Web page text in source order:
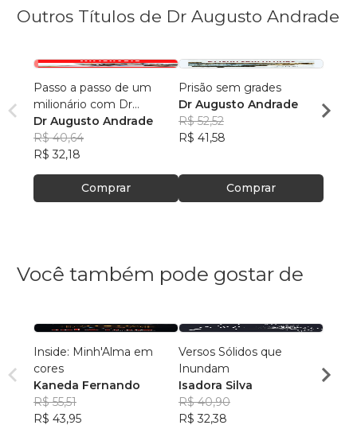
Outros Títulos de Dr Augusto Andrade
Passo a passo de um
milionário com Dr
Augusto Andrade
Dr Augusto Andrade
R$ 40,64
R$ 32,18
Comprar
Prisão sem grades
Dr Augusto Andrade
R$ 52,52
R$ 41,58
Comprar
R$
Você também pode gostar de
Inside: Minh'Alma em
cores
Kaneda Fernando
R$ 55,51
R$ 43,95
Versos Sólidos que
Inundam
Isadora Silva
R$ 40,90
R$ 32,38
R$